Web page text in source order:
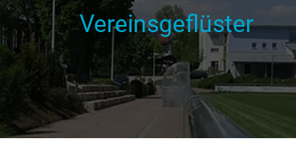
Vereinsgeflüster